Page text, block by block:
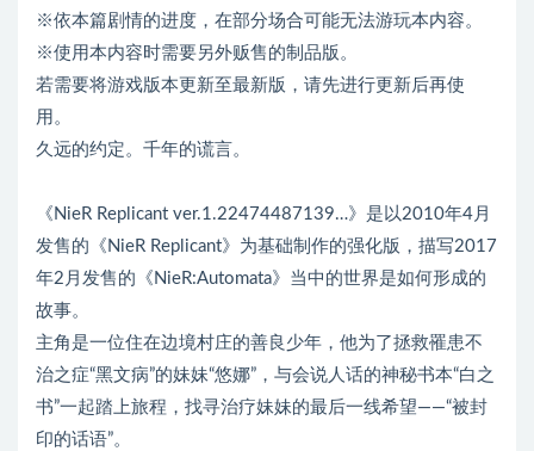
※依本篇剧情的进度，在部分场合可能无法游玩本内容。
※使用本内容时需要另外贩售的制品版。
若需要将游戏版本更新至最新版，请先进行更新后再使
用。
久远的约定。千年的谎言。
《NieR Replicant ver.1.22474487139…》是以2010年4月
发售的《NieR Replicant》为基础制作的强化版，描写2017
年2月发售的《NieR:Automata》当中的世界是如何形成的
故事。
主角是一位住在边境村庄的善良少年，他为了拯救罹患不
治之症“黑文病”的妹妹“悠娜”，与会说人话的神秘书本“白之
书”一起踏上旅程，找寻治疗妹妹的最后一线希望——“被封
印的话语”。